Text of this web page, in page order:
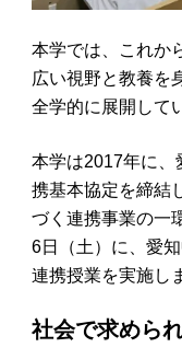
本学では、これか
広い視野と教養を
全学的に展開して
本学は2017年に、
携基本協定を締結
づく連携事業の一
6日（土）に、愛
連携授業を実施し
社会で求めら